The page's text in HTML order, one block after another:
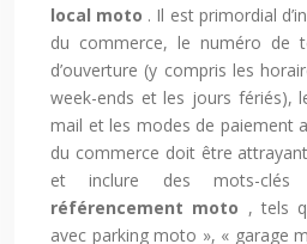
local moto . Il est primordial
du commerce, le numéro de
d’ouverture (y compris les
week-ends et les jours fériés),
mail et les modes de paiement
du commerce doit être
et inclure des mots-clés
référencement moto , tels
avec parking moto », « garage